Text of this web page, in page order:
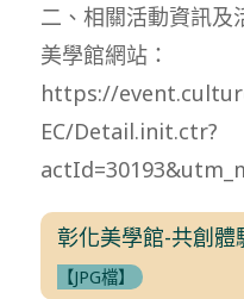
二、相關活動資訊及
美學館網站：
https://
EC/Detail.init.ctr?
彰化美學館-共創體
【JPG檔】